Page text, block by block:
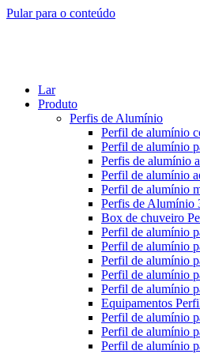
Pular para o conteúdo
Lar
Produto
Perfis de Alumínio
Perfil de alumínio
Perfil de alumínio
Perfis de alumínio
Perfil de alumínio
Perfil de alumínio
Perfis de Alumínio
Box de chuveiro
Perfil de alumínio
Perfil de alumínio
Perfil de alumínio
Perfil de alumínio
Perfil de alumínio
Equipamentos
Perfil de alumínio
Perfil de alumínio
Perfil de alumínio